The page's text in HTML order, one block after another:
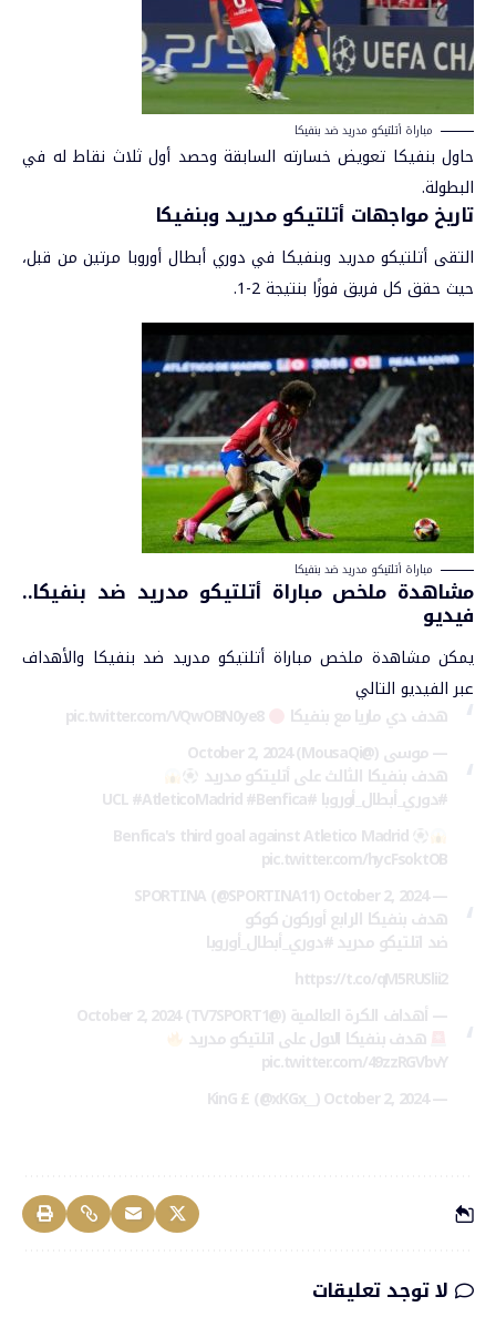
مباراة أتلتيكو مدريد ضد بنفيكا
حاول بنفيكا تعويض خسارته السابقة وحصد أول ثلاث نقاط له في
البطولة.
تاريخ مواجهات أتلتيكو مدريد وبنفيكا
التقى أتلتيكو مدريد وبنفيكا في دوري أبطال أوروبا مرتين من قبل،
حيث حقق كل فريق فوزًا بنتيجة 2-1.
مباراة أتلتيكو مدريد ضد بنفيكا
مشاهدة ملخص مباراة أتلتيكو مدريد ضد بنفيكا..
فيديو
يمكن مشاهدة ملخص مباراة أتلتيكو مدريد ضد بنفيكا والأهداف
عبر الفيديو التالي
هدف دي ماريا مع بنفيكا
pic.twitter.com/VQwOBN0ye8
— موسى (@MousaQi)
October 2, 2024
هدف بنفيكا الثالث على أتليتكو مدريد
#دوري_أبطال_أوروبا#UCL
#AtleticoMadrid#Benfica
Benfica's third goal against Atletico Madrid
pic.twitter.com/hycFsoktOB
— SPORTINA (@SPORTINA11)
October 2, 2024
هدف بنفيكا الرابع أوركون كوكو
ضد اتلتيكو مدريد#دوري_أبطال_أوروبا
https://t.co/qM5RUSlii2
— أهداف الكرة العالمية (@TV7SPORT1)
October 2, 2024
هدف بنفيكا الاول على اتلتيكو مدريد
pic.twitter.com/49zzRGVbvY
— KinG £ (@xKGx__)
October 2, 2024
لا توجد تعليقات